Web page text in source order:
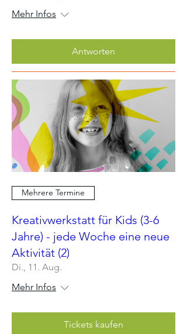
Mehr Infos
Antworten
Mehrere Termine
Kreativwerkstatt für Kids (3-6
Jahre) - jede Woche eine neue
Aktivität (2)
Di., 11. Aug.
Mehr Infos
Tickets kaufen